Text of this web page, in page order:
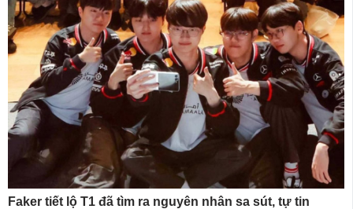
Faker tiết lộ T1 đã tìm ra nguyên nhân sa sút, tự tin